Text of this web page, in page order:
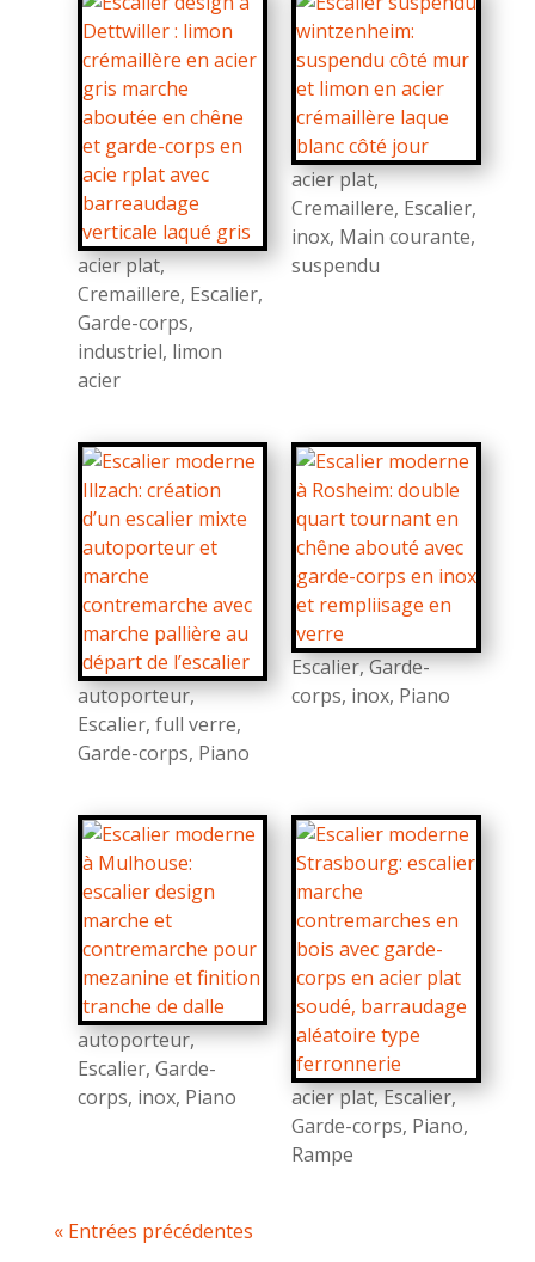
acier plat,
Cremaillere, Escalier,
Garde-corps,
industriel, limon
acier
acier plat,
Cremaillere, Escalier,
inox, Main courante,
suspendu
autoporteur,
Escalier, full verre,
Garde-corps, Piano
Escalier,Garde-
corps, inox, Piano
autoporteur,
Escalier, Garde-
corps, inox, Piano acier plat,Escalier,
Garde-corps, Piano,
Rampe
« Entrées précédentes